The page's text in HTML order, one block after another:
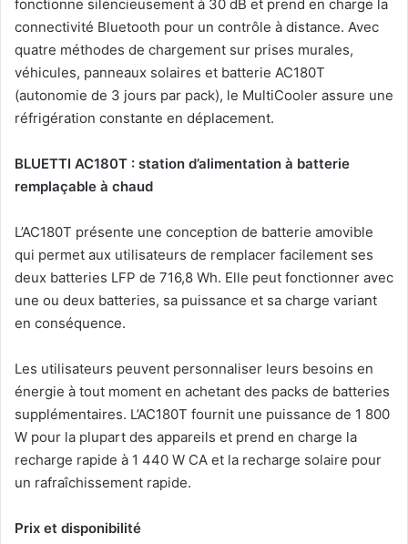
fonctionne silencieusement à 30 dB et prend en charge la
connectivité Bluetooth pour un contrôle à distance. Avec
quatre méthodes de chargement sur prises murales,
véhicules, panneaux solaires et batterie AC180T
(autonomie de 3 jours par pack), le MultiCooler assure une
réfrigération constante en déplacement.
BLUETTI AC180T : station d’alimentation à batterie
remplaçable à chaud
L’AC180T présente une conception de batterie amovible
qui permet aux utilisateurs de remplacer facilement ses
deux batteries LFP de 716,8 Wh. Elle peut fonctionner avec
une ou deux batteries, sa puissance et sa charge variant
en conséquence.
Les utilisateurs peuvent personnaliser leurs besoins en
énergie à tout moment en achetant des packs de batteries
supplémentaires. L’AC180T fournit une puissance de 1 800
W pour la plupart des appareils et prend en charge la
recharge rapide à 1 440 W CA et la recharge solaire pour
un rafraîchissement rapide.
Prix et disponibilité